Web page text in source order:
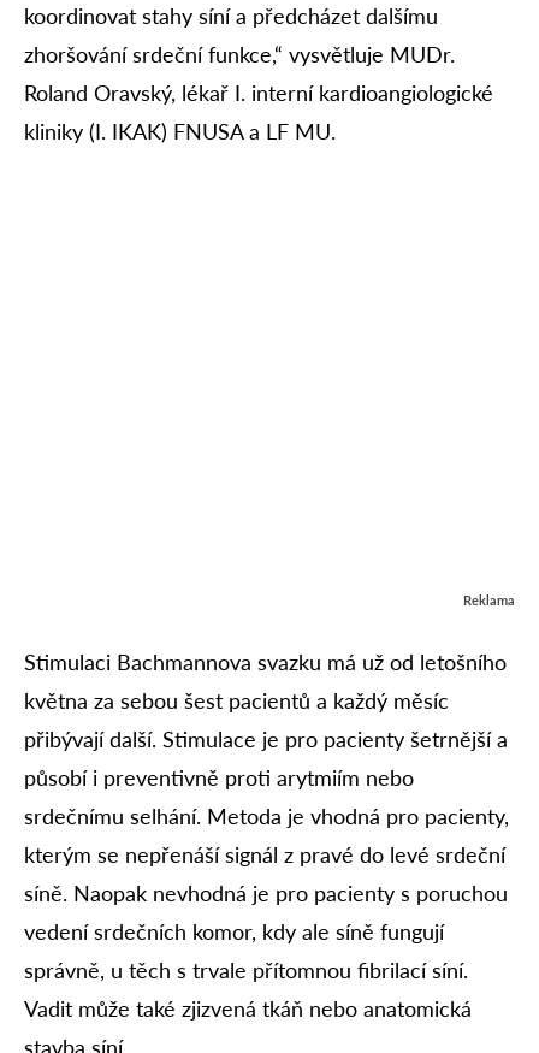
koordinovat stahy síní a předcházet dalšímu
zhoršování srdeční funkce,“ vysvětluje MUDr.
Roland Oravský, lékař I. interní kardioangiologické
kliniky (I. IKAK) FNUSA a LF MU.
Reklama
Stimulaci Bachmannova svazku má už od letošního
května za sebou šest pacientů a každý měsíc
přibývají další. Stimulace je pro pacienty šetrnější a
působí i preventivně proti arytmiím nebo
srdečnímu selhání. Metoda je vhodná pro pacienty,
kterým se nepřenáší signál z pravé do levé srdeční
síně. Naopak nevhodná je pro pacienty s poruchou
vedení srdečních komor, kdy ale síně fungují
správně, u těch s trvale přítomnou fibrilací síní.
Vadit může také zjizvená tkáň nebo anatomická
stavba síní.